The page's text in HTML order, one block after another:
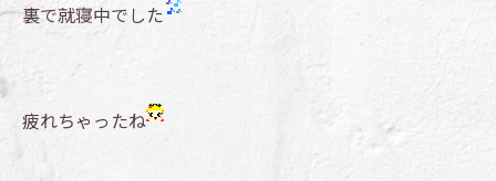
裏で就寝中でした
疲れちゃったね